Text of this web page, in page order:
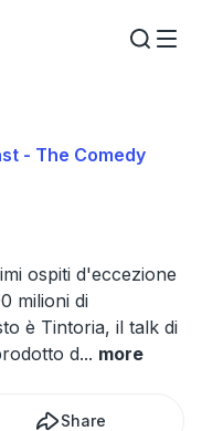
- The Comedy
ospiti d'eccezione
milioni di
è Tintoria, il talk di
d... more
Share